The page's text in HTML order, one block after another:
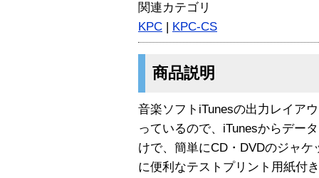
関連カテゴリ
KPC | KPC-CS
商品説明
音楽ソフトiTunesの出力レイア
っているので、iTunesからデー
けで、簡単にCD・DVDのジャ
に便利なテストプリント用紙付